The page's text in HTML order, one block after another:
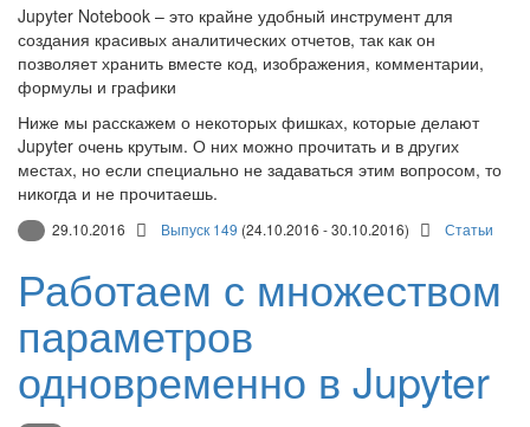
Jupyter Notebook – это крайне удобный инструмент для
создания красивых аналитических отчетов, так как он
позволяет хранить вместе код, изображения, комментарии,
формулы и графики
Ниже мы расскажем о некоторых фишках, которые делают
Jupyter очень крутым. О них можно прочитать и в других
местах, но если специально не задаваться этим вопросом, то
никогда и не прочитаешь.
29.10.2016 Выпуск 149 (24.10.2016 - 30.10.2016) Статьи
Работаем с множеством
параметров
одновременно в Jupyter